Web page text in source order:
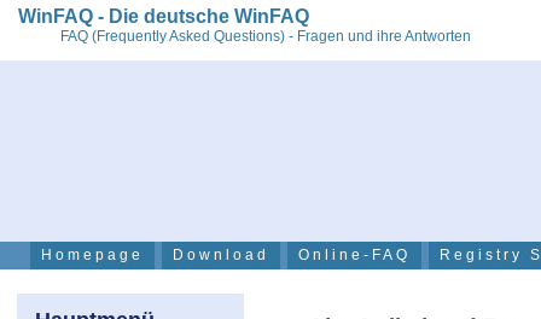
WinFAQ - Die deutsche WinFAQ
FAQ (Frequently Asked Questions) - Fragen und ihre Antworten
Homepage Download Online-FAQ Registry